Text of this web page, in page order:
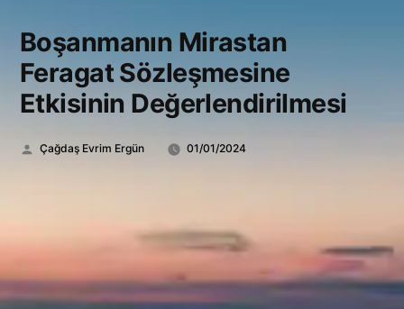
Boşanmanın Mirastan
Feragat Sözleşmesine
Etkisinin Değerlendirilmesi
Gönderen:
Çağdaş Evrim Ergün 01/01/2024